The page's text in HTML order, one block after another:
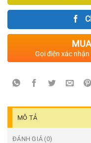
Gọi điện xác
MÔ TẢ
ĐÁNH GIÁ (0)